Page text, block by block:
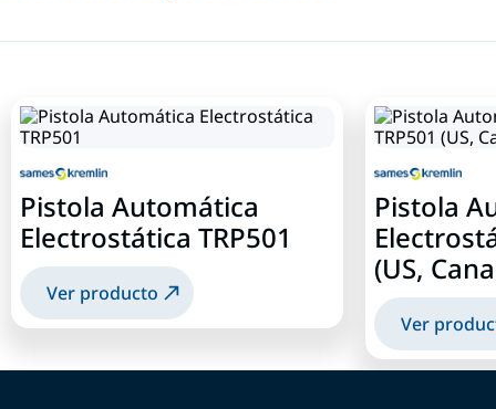
Pistola Automática
Electrostática TRP501
Ver producto
Pistola
(US,
Ver